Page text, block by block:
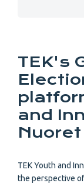
TEK's
and
TEK Youth and
the perspective